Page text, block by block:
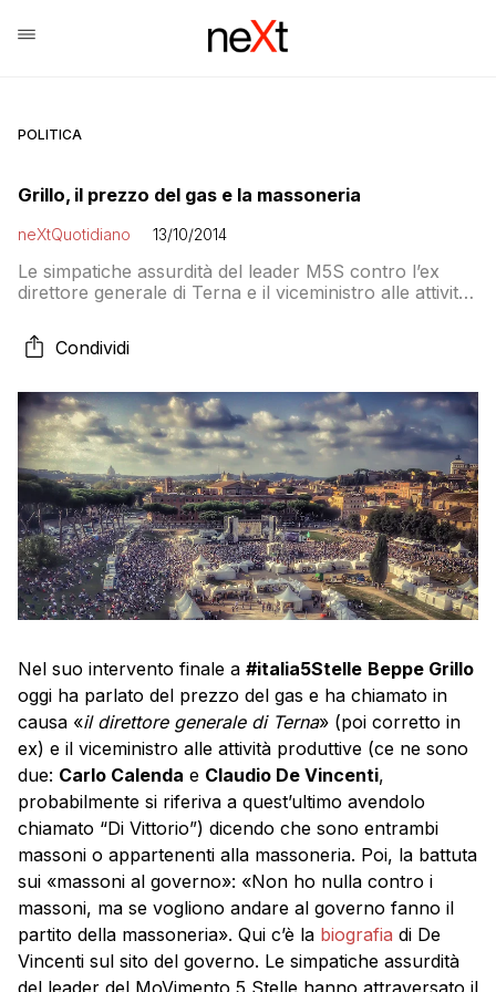
POLITICA
Grillo, il prezzo del gas e la massoneria
neXtQuotidiano 13/10/2014
Le simpatiche assurdità del leader M5S contro l’ex
direttore generale di Terna e il viceministro alle attività
Condividi
Nel suo intervento finale a #italia5Stelle Beppe Grillo
oggi ha parlato del prezzo del gas e ha chiamato in
causa «il direttore generale di Terna» (poi corretto in
ex) e il viceministro alle attività produttive (ce ne sono
due: Carlo Calenda e Claudio De Vincenti,
probabilmente si riferiva a quest’ultimo avendolo
chiamato “Di Vittorio”) dicendo che sono entrambi
massoni o appartenenti alla massoneria. Poi, la battuta
sui «massoni al governo»: «Non ho nulla contro i
massoni, ma se vogliono andare al governo fanno il
partito della massoneria». Qui c’è la biografia di De
Vincenti sul sito del governo. Le simpatiche assurdità